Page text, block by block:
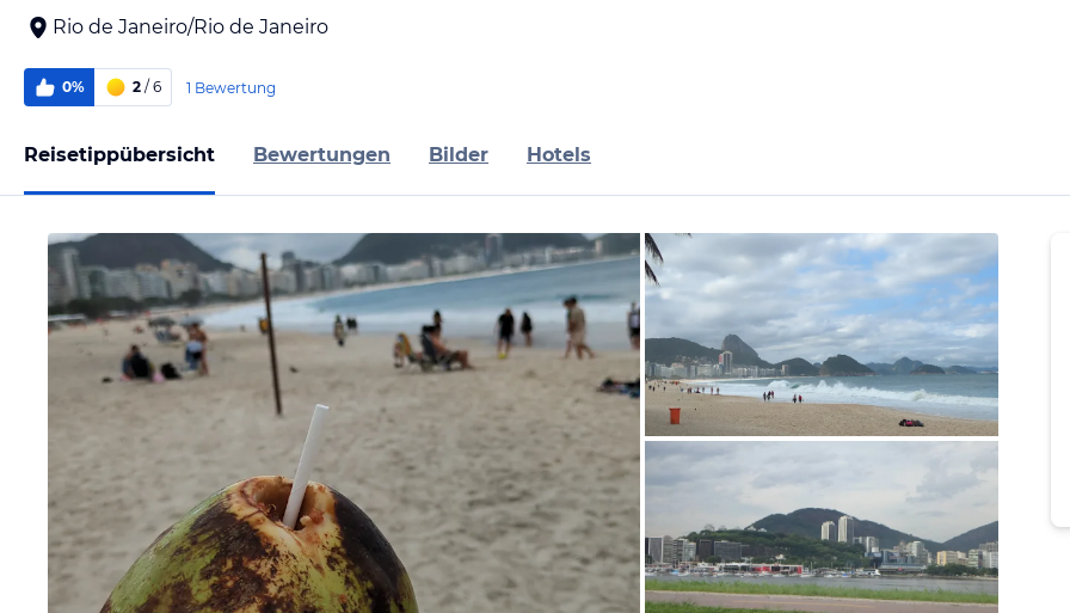
Rio de Janeiro/Rio de Janeiro
0% 2 / 6 1 Bewertung
Reisetippübersicht Bewertungen Bilder Hotels